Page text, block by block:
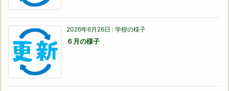
2026年6月26日 : 学校の様子
６月の様子